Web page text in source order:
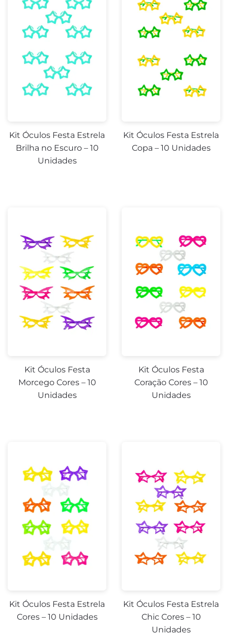
Kit Óculos Festa Estrela
Brilha no Escuro – 10
Unidades
Kit Óculos Festa Estrela
Copa – 10 Unidades
Kit Óculos Festa
Morcego Cores – 10
Unidades
Kit Óculos Festa
Coração Cores – 10
Unidades
Kit Óculos Festa Estrela
Cores – 10 Unidades
Kit Óculos Festa Estrela
Chic Cores – 10
Unidades